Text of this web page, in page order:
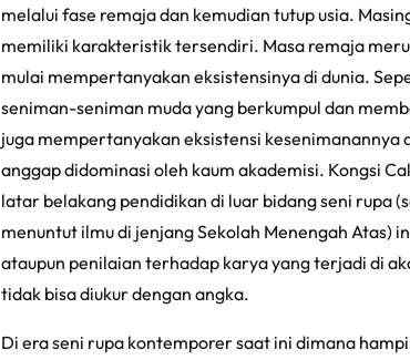
melalui fase remaja dan kemudian tutup usia.
memiliki karakteristik tersendiri. Masa remaja
mulai mempertanyakan eksistensinya di dunia.
seniman-seniman muda yang berkumpul dan
juga mempertanyakan eksistensi kesenimanannya
anggap didominasi oleh kaum akademisi. Kongsi
latar belakang pendidikan di luar bidang seni rupa
menuntut ilmu di jenjang Sekolah Menengah Atas)
ataupun penilaian terhadap karya yang terjadi di
tidak bisa diukur dengan angka.
Di era seni rupa kontemporer saat ini dimana